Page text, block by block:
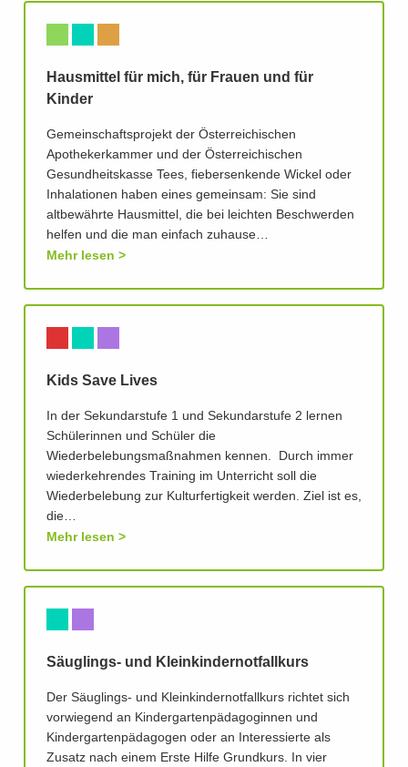
Hausmittel für mich, für Frauen und für
Kinder
Gemeinschaftsprojekt der Österreichischen
Apothekerkammer und der Österreichischen
Gesundheitskasse Tees, fiebersenkende Wickel oder
Inhalationen haben eines gemeinsam: Sie sind
altbewährte Hausmittel, die bei leichten Beschwerden
helfen und die man einfach zuhause…
Mehr lesen
Kids Save Lives
In der Sekundarstufe 1 und Sekundarstufe 2 lernen
Schülerinnen und Schüler die
Wiederbelebungsmaßnahmen kennen. Durch immer
wiederkehrendes Training im Unterricht soll die
Wiederbelebung zur Kulturfertigkeit werden. Ziel ist es,
die…
Mehr lesen
Säuglings- und Kleinkindernotfallkurs
Der Säuglings- und Kleinkindernotfallkurs richtet sich
vorwiegend an Kindergartenpädagoginnen und
Kindergartenpädagogen oder an Interessierte als
Zusatz nach einem Erste Hilfe Grundkurs. In vier